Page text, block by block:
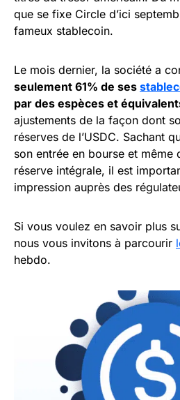
que se fixe Circle d’ici
fameux stablecoin.
Le mois dernier, la société a
seulement 61% de ses
par des espèces et
ajustements de la façon dont
réserves de l’USDC. Sachant
son entrée en bourse et même
réserve intégrale, il est
impression auprès des
Si vous voulez en savoir plus
nous vous invitons à parcourir
hebdo.